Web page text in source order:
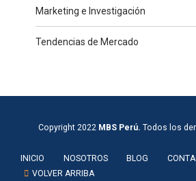
Marketing e Investigación
Tendencias de Mercado
Copyright 2022 MBS Perú. Todos los
INICIO NOSOTROS BLOG
VOLVER ARRIBA